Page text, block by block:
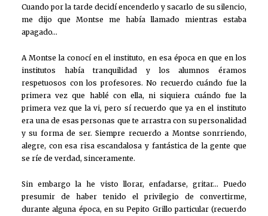
Cuando por la tarde decidí encenderlo y sacarlo de su silencio,
me dijo que Montse me había llamado mientras estaba
apagado…
A Montse la conocí en el instituto, en esa época en que en los
institutos había tranquilidad y los alumnos éramos
respetuosos con los profesores. No recuerdo cuándo fue la
primera vez que hablé con ella, ni siquiera cuándo fue la
primera vez que la vi, pero sí recuerdo que ya en el instituto
era una de esas personas que te arrastra con su personalidad
y su forma de ser. Siempre recuerdo a Montse sonrriendo,
alegre, con esa risa escandalosa y fantástica de la gente que
se ríe de verdad, sinceramente.
Sin embargo la he visto llorar, enfadarse, gritar… Puedo
presumir de haber tenido el privilegio de convertirme,
durante alguna época, en su Pepito Grillo particular (recuerdo